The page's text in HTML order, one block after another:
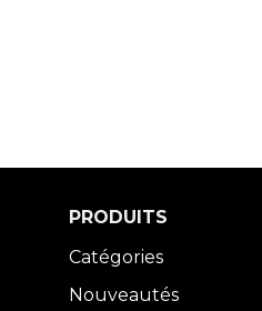
PRODUITS
Catégories
Nouveautés